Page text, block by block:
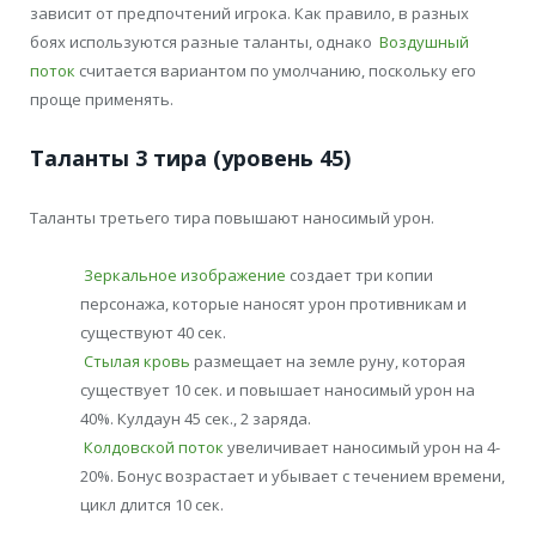
зависит от предпочтений игрока. Как правило, в разных
боях используются разные таланты, однако Воздушный
поток считается вариантом по умолчанию, поскольку его
проще применять.
Таланты 3 тира (уровень 45)
Таланты третьего тира повышают наносимый урон.
Зеркальное изображение создает три копии
персонажа, которые наносят урон противникам и
существуют 40 сек.
Стылая кровь размещает на земле руну, которая
существует 10 сек. и повышает наносимый урон на
40%. Кулдаун 45 сек., 2 заряда.
Колдовской поток увеличивает наносимый урон на 4-
20%. Бонус возрастает и убывает с течением времени,
цикл длится 10 сек.